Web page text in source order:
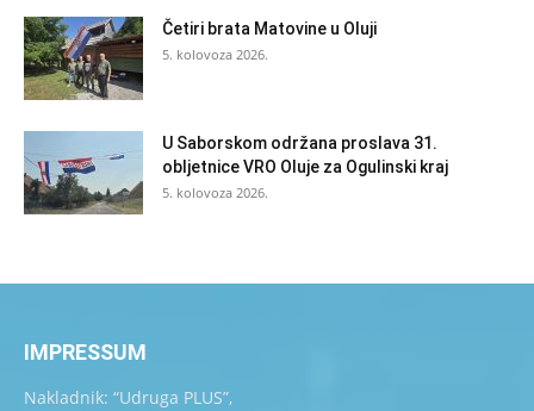
Četiri brata Matovine u Oluji
5. kolovoza 2026.
U Saborskom održana proslava 31.
obljetnice VRO Oluje za Ogulinski kraj
5. kolovoza 2026.
IMPRESSUM
Nakladnik: “Udruga PLUS”,